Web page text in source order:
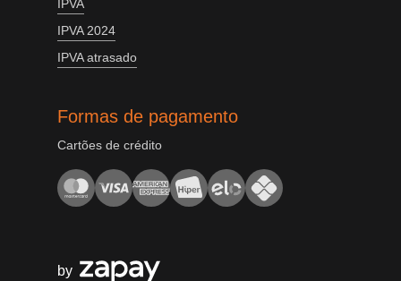
IPVA
IPVA 2024
IPVA atrasado
Formas de pagamento
Cartões de crédito
by